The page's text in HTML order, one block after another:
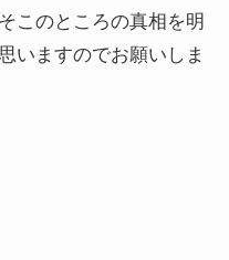
このところの真相を明
いますのでお願いしま